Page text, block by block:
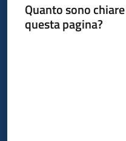
Quanto sono
questa pagina?